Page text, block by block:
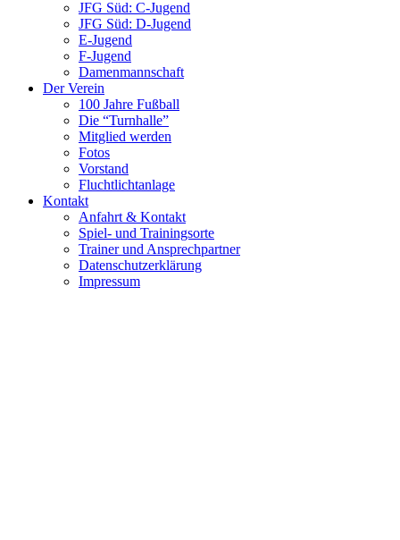
JFG Süd: C-Jugend
JFG Süd: D-Jugend
E-Jugend
F-Jugend
Damenmannschaft
Der Verein
100 Jahre Fußball
Die “Turnhalle”
Mitglied werden
Fotos
Vorstand
Fluchtlichtanlage
Kontakt
Anfahrt & Kontakt
Spiel- und Trainingsorte
Trainer und Ansprechpartner
Datenschutzerklärung
Impressum